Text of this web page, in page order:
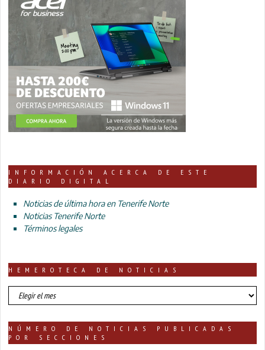
INFORMACIÓN ACERCA DE ESTE
DIARIO DIGITAL
Noticias de última hora en Tenerife Norte
Noticias Tenerife Norte
Términos legales
HEMEROTECA DE NOTICIAS
HEMEROTECA
DE
NÚMERO DE NOTICIAS PUBLICADAS
POR SECCIONES